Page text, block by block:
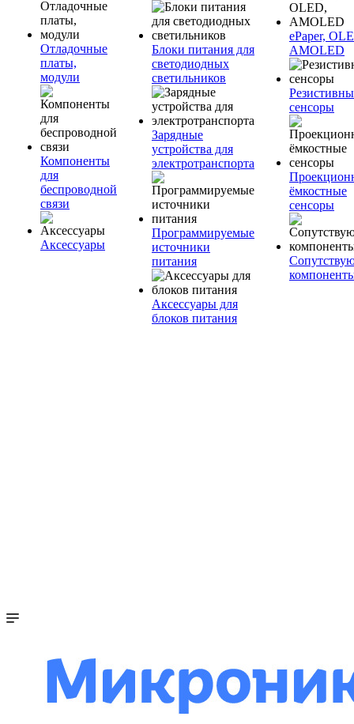
Отладочные
платы,
модули
Компоненты
для
беспроводной
связи
Аксессуары
Блоки питания для
светодиодных
светильников
Зарядные
устройства для
электротранспорта
Программируемые
источники
питания
Аксессуары для
блоков питания
ePaper,
AMOLED
сенсоры
ёмкостные
сенсоры